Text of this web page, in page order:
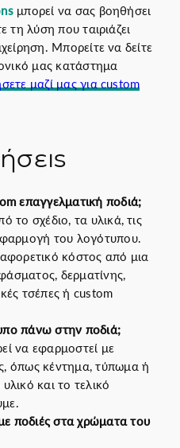
μπορεί να σας βοηθήσει
τη λύση που ταιριάζει
Μπορείτε να δείτε
μας κατάστημα
μαζί μας για custom
επαγγελματική ποδιά;
το σχέδιο, τα υλικά, τις
του λογότυπου.
κόστος από μια
δερματίνης,
τσέπες ή custom
πάνω στην ποδιά;
να εφαρμοστεί με
όπως κέντημα, τύπωμα ή
και το τελικό
ποδιές στα χρώματα του